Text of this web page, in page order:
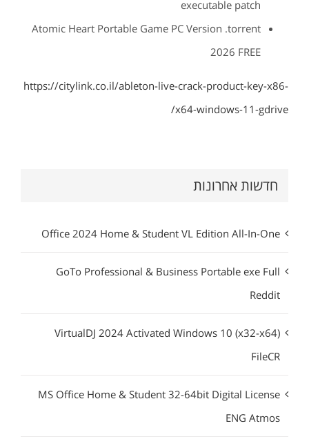
executable patch
Atomic Heart Portable Game PC Version .torrent
2026 FREE
https://citylink.co.il/ableton-live-crack-product-key-x86-
x64-windows-11-gdrive/
חדשות אחרונות
Office 2024 Home & Student VL Edition All-In-One
GoTo Professional & Business Portable exe Full
Reddit
VirtualDJ 2024 Activated Windows 10 (x32-x64)
FileCR
MS Office Home & Student 32-64bit Digital License
ENG Atmos